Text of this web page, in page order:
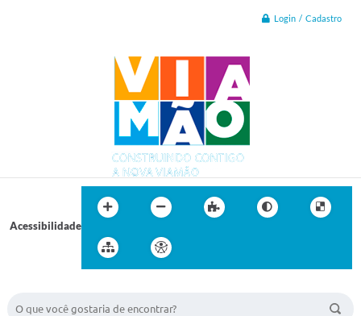
Login / Cadastro
Acessibilidade